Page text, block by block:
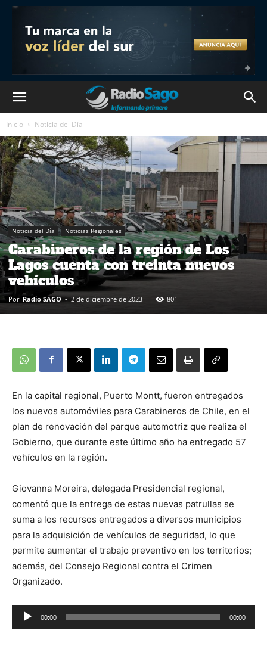
Inicio Noticia del Día
Noticia del Día Noticias Regionales
Carabineros de la región de Los
Lagos cuenta con treinta nuevos
vehículos
Por Radio SAGO - 2 de diciembre de 2023 801
En la capital regional, Puerto Montt, fueron entregados
los nuevos automóviles para Carabineros de Chile, en el
plan de renovación del parque automotriz que realiza el
Gobierno, que durante este último año ha entregado 57
vehículos en la región.
Giovanna Moreira, delegada Presidencial regional,
comentó que la entrega de estas nuevas patrullas se
suma a los recursos entregados a diversos municipios
para la adquisición de vehículos de seguridad, lo que
permite aumentar el trabajo preventivo en los territorios;
además, del Consejo Regional contra el Crimen
Organizado.
Reproductor
de
00:00 00:00